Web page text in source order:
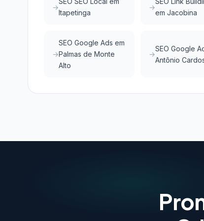
Itapetinga
em Jacobina
SEO Google Ads em
Palmas de Monte
Alto
SEO Google
Antônio